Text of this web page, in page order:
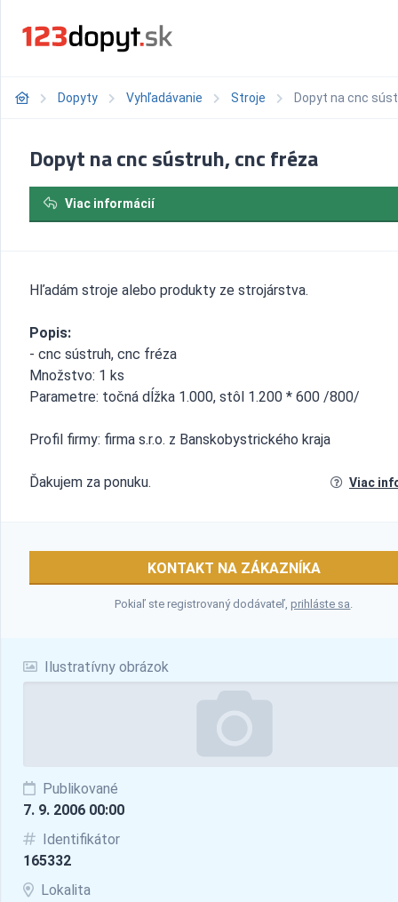
Dopyty Vyhľadávanie Stroje Dopyt na cnc
Ilustratívny obrázok
Publikované
7. 9. 2006 00:00
Identifikátor
165332
Lokalita
Dopyt na cnc sústruh, cnc fréza
Viac informácií
Hľadám stroje alebo produkty ze strojárstva.
Popis:
- cnc sústruh, cnc fréza
Množstvo: 1 ks
Parametre: točná dĺžka 1.000, stôl 1.200 * 600 /800/
Profil firmy: firma s.r.o. z Banskobystrického kraja
Ďakujem za ponuku. Viac
KONTAKT NA ZÁKAZNÍKA
Pokiaľ ste registrovaný dodávateľ,prihláste sa.